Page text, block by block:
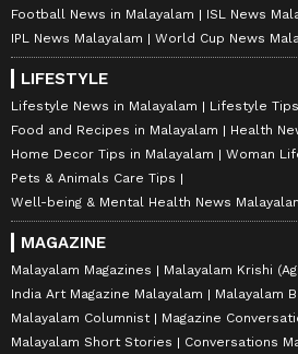
Football News in Malayalam
ISL News
IPL News Malayalam
World Cup News
LIFESTYLE
Lifestyle News in Malayalam
Lifestyle
Food and Recipes in Malayalam
Health
Home Decor Tips in Malayalam
Woman
Pets & Animals Care Tips
Well-being & Mental Health News
MAGAZINE
Malayalam Magazines
Malayalam Krishi
India Art Magazine Malayalam
Malayalam
Malayalam Columnist
Magazine
Malayalam Short Stories
Conversations